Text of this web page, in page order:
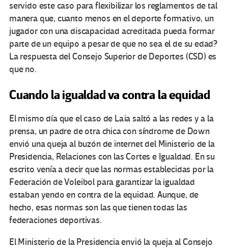
servido este caso para flexibilizar los reglamentos de tal
manera que, cuanto menos en el deporte formativo, un
jugador con una discapacidad acreditada pueda formar
parte de un equipo a pesar de que no sea el de su edad?
La respuesta del Consejo Superior de Deportes (CSD) es
que no.
Cuando la igualdad va contra la equidad
El mismo día que el caso de Laia saltó a las redes y a la
prensa, un padre de otra chica con síndrome de Down
envió una queja al buzón de internet del Ministerio de la
Presidencia, Relaciones con las Cortes e Igualdad. En su
escrito venía a decir que las normas establecidas por la
Federación de Voleibol para garantizar la igualdad
estaban yendo en contra de la equidad. Aunque, de
hecho, esas normas son las que tienen todas las
federaciones deportivas.
El Ministerio de la Presidencia envió la queja al Consejo